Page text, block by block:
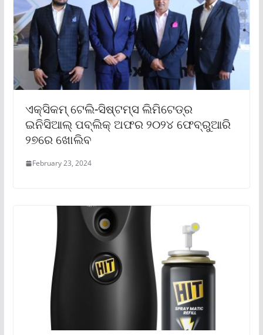
ଏକ୍ସିକମ୍ ଟେଲି-ସିଷ୍ଟମ୍‌ସ ଲିମିଟେଡ୍‌ର
ଇନିସିଆଲ୍ ପବ୍ଲିକ୍ ଅଫର ୨୦୨୪ ଫେବ୍ରୁଆରି
୨୭ରେ ଖୋଲିବ
February 23, 2024